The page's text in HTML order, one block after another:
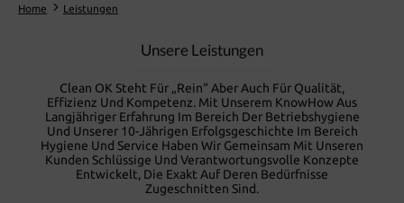
Home Leistungen
Unsere Leistungen
Clean OK Steht Für „Rein“ Aber Auch Für Qualität,
Effizienz Und Kompetenz. Mit Unserem KnowHow Aus
Langjähriger Erfahrung Im Bereich Der Betriebshygiene
Und Unserer 10-Jährigen Erfolgsgeschichte Im Bereich
Hygiene Und Service Haben Wir Gemeinsam Mit Unseren
Kunden Schlüssige Und Verantwortungsvolle Konzepte
Entwickelt, Die Exakt Auf Deren Bedürfnisse
Zugeschnitten Sind.